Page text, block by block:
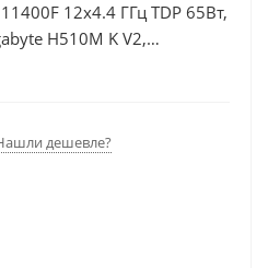
12x4.4 ГГц TDP 65Вт,
H510M K V2,
Память DDR4 16Gb,
дешевле?